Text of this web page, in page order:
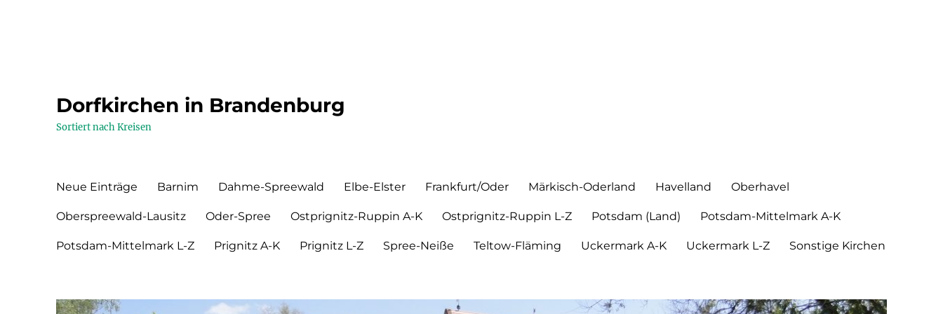
Dorfkirchen in Brandenburg
Sortiert nach Kreisen
Neue Einträge Barnim Dahme-Spreewald Elbe-Elster Frankfurt/Oder Märkisch-Oderland Havelland Oberhavel
Oberspreewald-Lausitz Oder-Spree Ostprignitz-Ruppin A-K Ostprignitz-Ruppin L-Z Potsdam (Land) Potsdam-Mittelmark A-K
Potsdam-Mittelmark L-Z Prignitz A-K Prignitz L-Z Spree-Neiße Teltow-Fläming Uckermark A-K Uckermark L-Z Sonstige Kirchen